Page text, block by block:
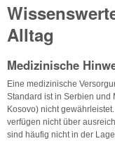
Alltag
Medizinische
Eine medizinische
Standard ist in Serbien und
Kosovo) nicht
verfügen nicht über
sind häufig nicht in der